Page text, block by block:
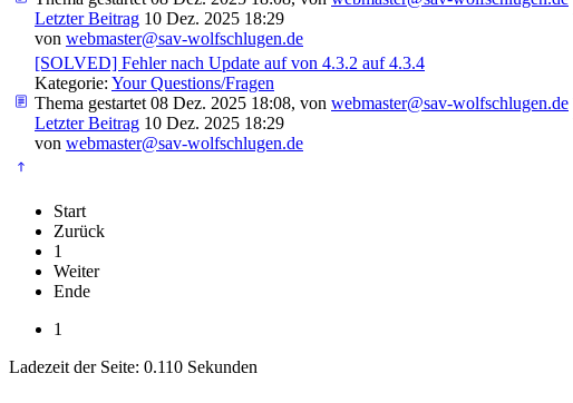
Letzter Beitrag 10 Dez. 2025 18:29
von webmaster@sav-wolfschlugen.de
[SOLVED] Fehler nach Update auf von 4.3.2 auf 4.3.4
Kategorie: Your Questions/Fragen
Thema gestartet 08 Dez. 2025 18:08, von webmaster@sav-wolfschlugen.de
Letzter Beitrag 10 Dez. 2025 18:29
von webmaster@sav-wolfschlugen.de
Start
Zurück
1
Weiter
Ende
1
Ladezeit der Seite: 0.110 Sekunden